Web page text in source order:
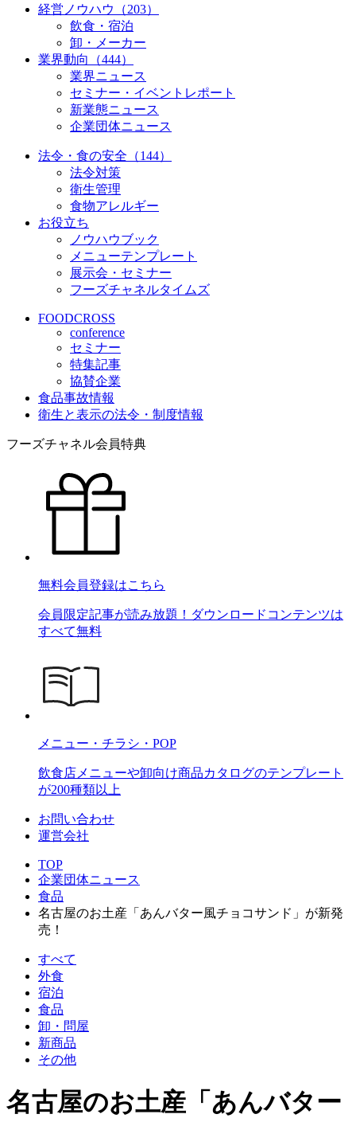
経営ノウハウ（203）
飲食・宿泊
卸・メーカー
業界動向（444）
業界ニュース
セミナー・イベントレポート
新業態ニュース
企業団体ニュース
法令・食の安全（144）
法令対策
衛生管理
食物アレルギー
お役立ち
ノウハウブック
メニューテンプレート
展示会・セミナー
フーズチャネルタイムズ
FOODCROSS
conference
セミナー
特集記事
協賛企業
食品事故情報
衛生と表示の法令・制度情報
フーズチャネル会員特典
無料会員登録はこちら
会員限定記事が読み放題！ダウンロードコンテンツは
すべて無料
メニュー・チラシ・POP
飲食店メニューや卸向け商品カタログのテンプレート
が200種類以上
お問い合わせ
運営会社
TOP
企業団体ニュース
食品
名古屋のお土産「あんバター風チョコサンド」が新発
売！
すべて
外食
宿泊
食品
卸・問屋
新商品
その他
名古屋のお土産「あんバター